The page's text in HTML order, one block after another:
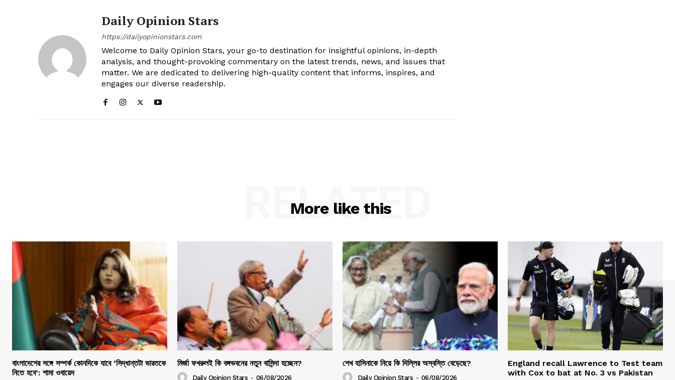
Daily Opinion Stars
https://dailyopinionstars.com
Welcome to Daily Opinion Stars, your go-to destination for insightful opinions, in-depth
analysis, and thought-provoking commentary on the latest trends, news, and issues that
matter. We are dedicated to delivering high-quality content that informs, inspires, and
engages our diverse readership.
More like this
RELATED
বাংলাদেশের সঙ্গে সম্পর্ক কোনদিকে যাবে ‘সিদ্ধান্তটা ভারতকে
নিতে হবে’: শামা ওবায়েদ
মির্জা ফখরুলই কি বঙ্গভবনের নতুন বাসিন্দা হচ্ছেন?
Daily Opinion Stars - 06/08/2026
শেখ হাসিনাকে নিয়ে কি দিল্লির অস্বস্তি বেড়েছে?
Daily Opinion Stars - 06/08/2026
England recall Lawrence to Test team
with Cox to bat at No. 3 vs Pakistan